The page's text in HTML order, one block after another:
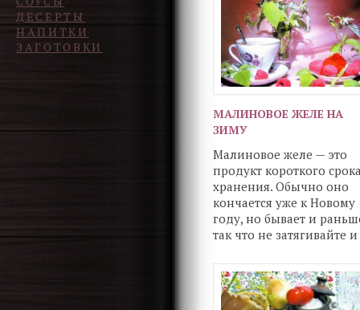
ДЕСЕРТЫ
НАПИТКИ
ЗАГОТОВКИ
МАЛИНОВОЕ ЖЕЛЕ НА
ЗИМУ
Малиновое желе — это
продукт короткого
хранения. Обычно оно
кончается уже к Новому
году, но бывает и
так что не затягивайте и
можно раньше,